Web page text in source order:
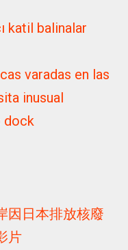
katil balinalar
varadas en las
inusual
dock
因日本排放核廢
片